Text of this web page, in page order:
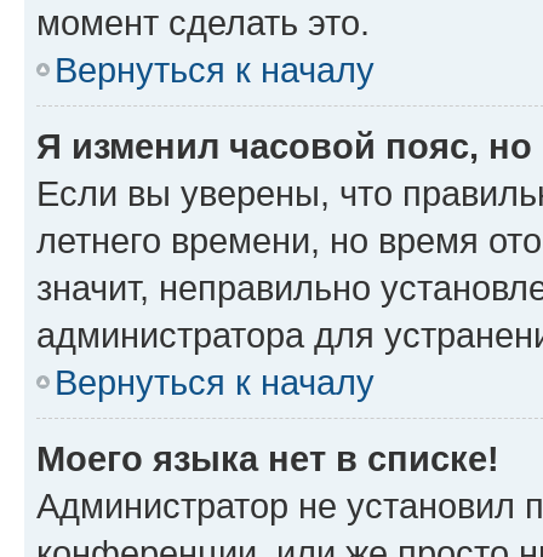
момент сделать это.
Вернуться к началу
Я изменил часовой пояс,
Если вы уверены, что
летнего времени, но время
значит, неправильно
администратора для
Вернуться к началу
Моего языка нет в списке!
Администратор не установил